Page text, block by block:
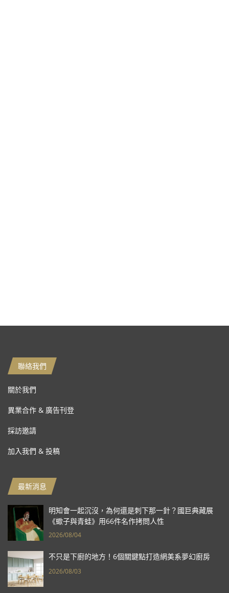
聯絡我們
關於我們
異業合作 & 廣告刊登
採訪邀請
加入我們 & 投稿
最新消息
明知會一起沉沒，為何還是刺下那一針？國巨典藏展
《蠍子與青蛙》用66件名作拷問人性
2026/08/04
不只是下廚的地方！6個關鍵點打造網美系夢幻廚房
2026/08/03